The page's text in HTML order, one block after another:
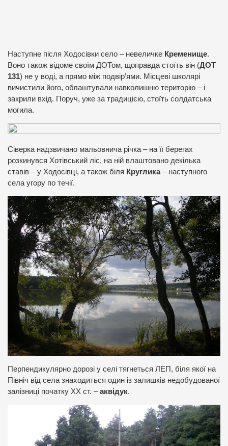
Наступне після Ходосівки село – невеличке Кременище.
Воно також відоме своїм ДОТом, щоправда стоїть він (ДОТ
131) не у воді, а прямо між подвір’ями. Місцеві школярі
вичистили його, облаштували навколишню територію – і
закрили вхід. Поруч, уже за традицією, стоїть солдатська
могила.
Сіверка надзвичано мальовнича річка – на її берегах
розкинувся Хотівський ліс, на ній влаштовано декілька
ставів – у Ходосівці, а також біля Круглика– наступного
села угору по течії.
Перпендикулярно дорозі у селі тягнеться ЛЕП, біля якої на
Північ від села знаходиться один із залишків недобудованої
залізниці початку ХХ ст. –аквідук.